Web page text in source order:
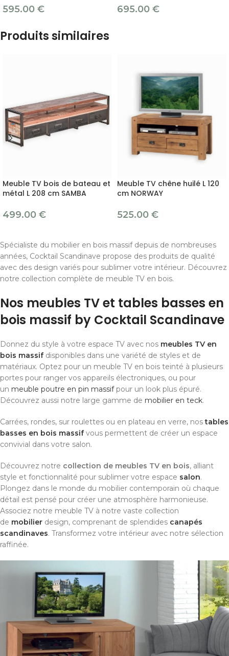
595.00 € 695.00 €
Produits similaires
Meuble TV bois de bateau et
métal L 208 cm SAMBA
499.00 €
Meuble TV chêne huilé L 120
cm NORWAY
525.00 €
Spécialiste du mobilier en bois massif depuis de nombreuses
années, Cocktail Scandinave propose des produits de qualité
avec des design variés pour sublimer votre intérieur. Découvrez
notre collection complète de meuble TV en bois.
Nos meubles TV et tables basses en
bois massif by Cocktail Scandinave
Donnez du style à votre espace TV avec nos meubles TV en
bois massifdisponibles dans une variété de styles et de
matériaux. Optez pour un meuble TV en bois teinté à plusieurs
portes pour ranger vos appareils électroniques, ou pour
un meuble poutre en pin massifpour un look plus épuré.
Découvrez aussi notre large gamme de mobilier en teck.
Carrées, rondes, sur roulettes ou en plateau en verre, nostables
basses en bois massifvous permettent de créer un espace
convivial dans votre salon.
Découvrez notre collection de meubles TV en bois, alliant
style et fonctionnalité pour sublimer votre espace salon.
Plongez dans le monde du mobilier contemporain où chaque
détail est pensé pour créer une atmosphère harmonieuse.
Associez notre meuble TV à notre vaste collection
de mobilier design, comprenant de splendides canapés
scandinaves. Transformez votre intérieur avec notre sélection
raffinée.